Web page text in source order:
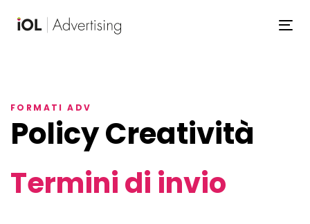
links
to
content
FORMATI ADV
Policy Creatività
Termini di invio